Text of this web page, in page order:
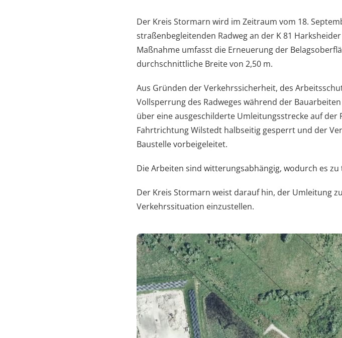
Der Kreis Stormarn wird im Zeitraum vom 18.
straßenbegleitenden Radweg an der K 81
Maßnahme umfasst die Erneuerung der
durchschnittliche Breite von 2,50 m.
Aus Gründen der Verkehrssicherheit, des
Vollsperrung des Radweges während der
über eine ausgeschilderte Umleitungsstrecke auf
Fahrtrichtung Wilstedt halbseitig gesperrt und der
Baustelle vorbeigeleitet.
Die Arbeiten sind witterungsabhängig, wodurch es
Der Kreis Stormarn weist darauf hin, der Umleitung
Verkehrssituation einzustellen.